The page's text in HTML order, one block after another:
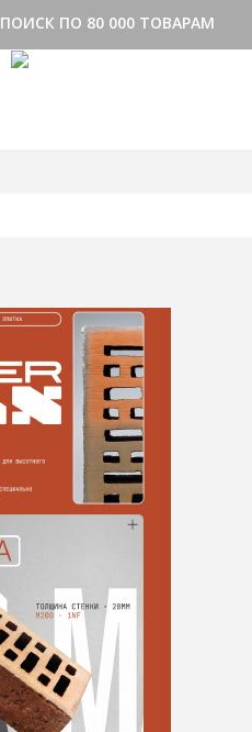
ПОИСК ПО 80 000 ТОВАРАМ